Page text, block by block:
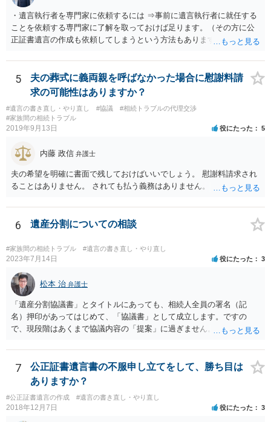
・遺言執行者を専門家に依頼するには ⇒事前に遺言執行者に就任する
ことを依頼する専門家に了解を取っておけば足ります。（その方に公
正証書遺言の作成も依頼してしまうという方法もあります） 事前に了
ません。 遺言執行者に就任し、遺言執行が完了したときの報酬だけ、
弁護士費用としてかかります。 ・亡くなった際に、法務局に預けた自
筆証書遺言の存在を親族がなかったものにされる可能性 ⇒自筆の遺言
書を法務局に保管した場合、死亡後、法務局に遺言書の有無を照会す
ることになりますので、「法務局に預けた自筆証書遺言の存在を親族
がなかったもの」にすることはできません。 存在をなかったものにす
がありえますが、その予防方法は、遺言者と面談してみないと判断が
難しいです。
5
夫の葬式に義両親を呼ばなかった場合に慰謝料請
求の可能性はありますか？
#遺言の書き直し・やり直し #協議
#相続トラブルの代理交渉
#家族間の相続トラブル
2019年9月13日 役にたった 5
内藤 政信 弁護士
夫の希望を明確に書面で残しておけばいいでしょう。 慰謝料請求され
ることはありません。 されても払う義務はありません。
6 遺産分割についての相談
#家族間の相続トラブル #遺言の書き直し・やり直し
2023年7月14日 役にたった 3
松本 治 弁護士
「遺産分割協議書」とタイトルにあっても、相続人全員の署名（記
名）押印があってはじめて、「協議書」として成立します。ですの
で、現段階はあくまで協議内容の「提案」に過ぎません。 納得がいか
成立となります。その場合、成立させたい相続人が、家庭裁判所に遺
産分割調停を申し立てなければなりません。 なお、弁護士の送付状
は、通常、相続人全員分の（本件であれば４通の）「遺産分割協議
書」を作成するところ、１通だけの作成にとどめる理由が書かれてい
るものです。
7
公正証書遺言書の不服申し立てをして、勝ち目は
ありますか？
#公正証書遺言の作成 #遺言の書き直し・やり直し
2018年12月7日 役にたった 3